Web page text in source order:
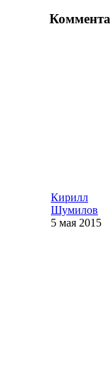
Кирилл
Шумилов
5 мая 2015